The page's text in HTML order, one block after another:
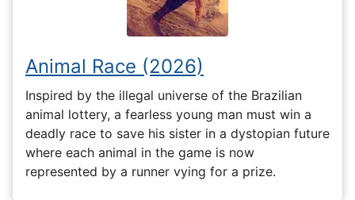
Animal Race (2026)
Inspired by the illegal universe of the Brazilian
animal lottery, a fearless young man must win a
deadly race to save his sister in a dystopian future
where each animal in the game is now
represented by a runner vying for a prize.